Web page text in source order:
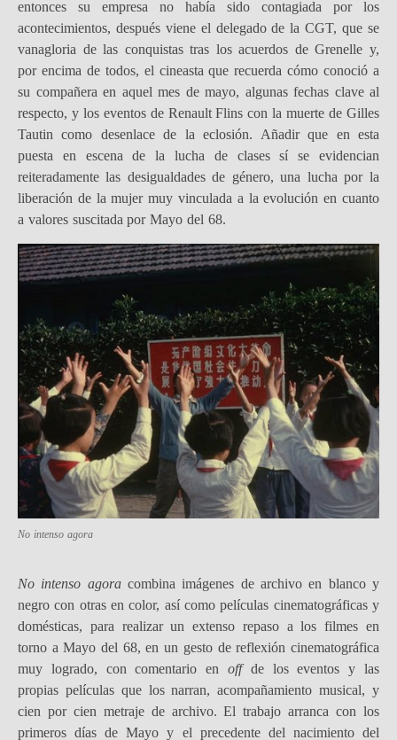
entonces su empresa no había sido contagiada por los
acontecimientos, después viene el delegado de la CGT, que se
vanagloria de las conquistas tras los acuerdos de Grenelle y,
por encima de todos, el cineasta que recuerda cómo conoció a
su compañera en aquel mes de mayo, algunas fechas clave al
respecto, y los eventos de Renault Flins con la muerte de Gilles
Tautin como desenlace de la eclosión. Añadir que en esta
puesta en escena de la lucha de clases sí se evidencian
reiteradamente las desigualdades de género, una lucha por la
liberación de la mujer muy vinculada a la evolución en cuanto
a valores suscitada por Mayo del 68.
No intenso agora
No intenso agoracombina imágenes de archivo en blanco y
negro con otras en color, así como películas cinematográficas y
domésticas, para realizar un extenso repaso a los filmes en
torno a Mayo del 68, en un gesto de reflexión cinematográfica
muy logrado, con comentario en offde los eventos y las
propias películas que los narran, acompañamiento musical, y
cien por cien metraje de archivo. El trabajo arranca con los
primeros días de Mayo y el precedente del nacimiento del